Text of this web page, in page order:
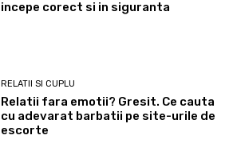
incepe corect si in siguranta
RELATII SI CUPLU
Relatii fara emotii? Gresit. Ce cauta
cu adevarat barbatii pe site-urile de
escorte